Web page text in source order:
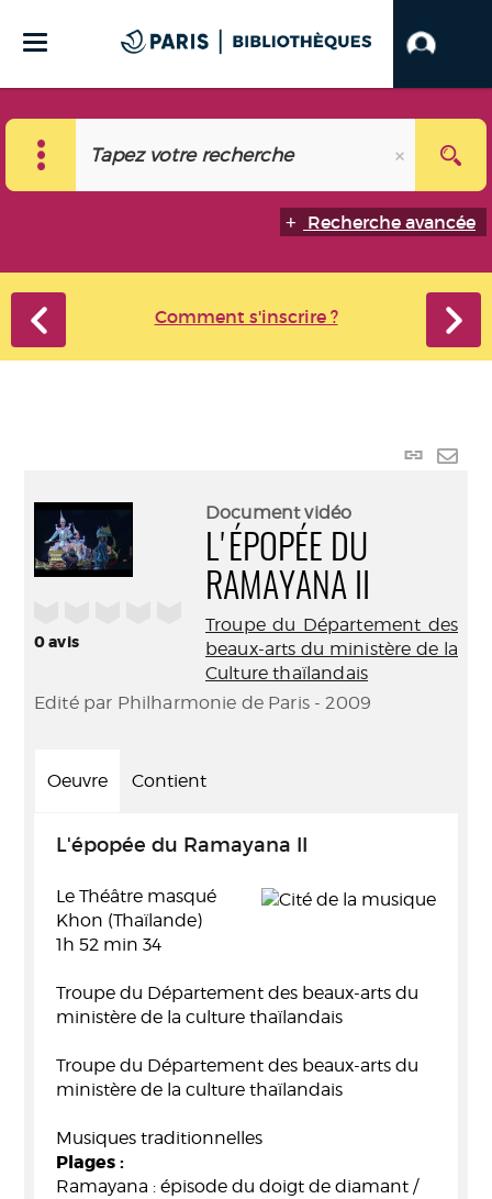
Recherche avancée
Comment s'inscrire ?
Lien
0avis
Document vidéo
L'ÉPOPÉE DU
RAMAYANA II
Troupe du Département des
beaux-arts du ministère de la
Culture thaïlandais
Edité par Philharmonie de Paris - 2009
Oeuvre Contient
L'épopée du Ramayana II
Le Théâtre masqué
Khon (Thaïlande)
1h 52 min 34
Troupe du Département des beaux-arts du
ministère de la culture thaïlandais
Troupe du Département des beaux-arts du
ministère de la culture thaïlandais
Musiques traditionnelles
Plages :
Ramayana : épisode du doigt de diamant /